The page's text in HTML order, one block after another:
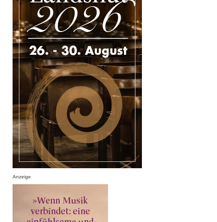
Anzeige